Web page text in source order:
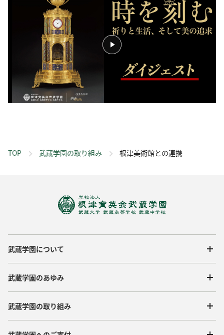
TOP 武蔵学園の取り組み 根津美術館との連携
武蔵学園について
武蔵学園のあゆみ
武蔵学園の取り組み